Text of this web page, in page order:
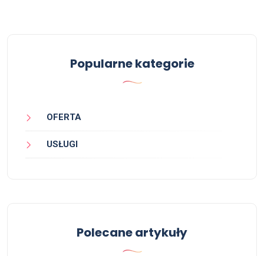
Popularne kategorie
OFERTA
USŁUGI
Polecane artykuły